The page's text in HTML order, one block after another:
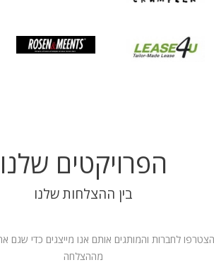
הפרויקטים שלנו
בין ההצלחות שלנו
הצטרפו לחברות והמותגים אותם אנו מייצגים כדי שגם
מההצלחה